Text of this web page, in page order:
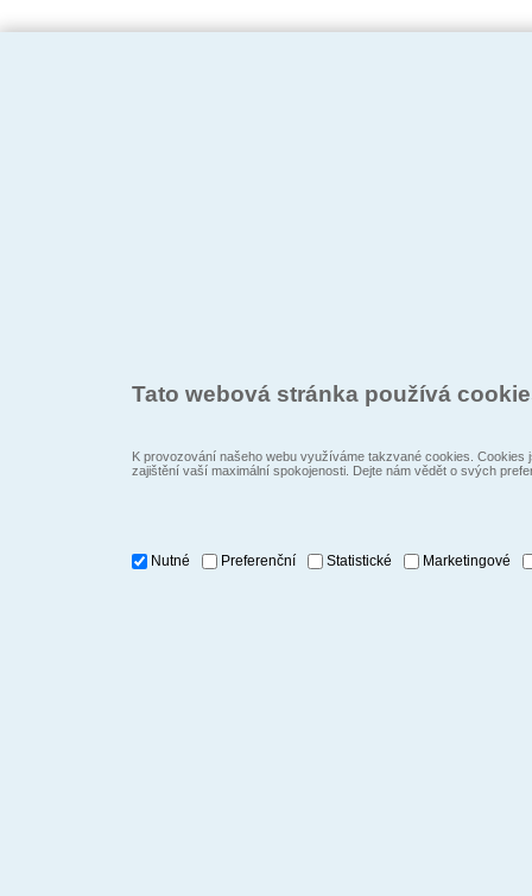
Tato webová stránka používá
K provozování našeho webu využíváme takzvané cookies.
zajištění vaší maximální spokojenosti. Dejte nám vědět o svých
Nutné Preferenční Statistické Marketingové